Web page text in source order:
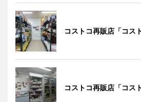
コストコ再販店「コス
コストコ再販店「コス